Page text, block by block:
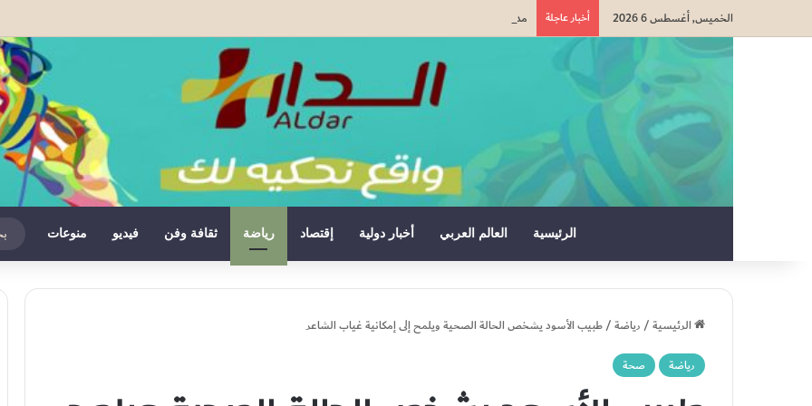
الخميس, أغسطس 6 2026 أخبار عاجلة مدرسة صيفية في القدس تمزج الحرف التقليدية بالذكاء الاصطناعي بدعم من وكالة بيت مال القدس الشريف
الرئيسية العالم العربي أخبار دولية إقتصاد رياضة ثقافة وفن فيديو منوعات
الرئيسية/رياضة/طبيب الأسود يشخص الحالة الصحية ويلمح إلى إمكانية غياب الشاعر
رياضة
صحة